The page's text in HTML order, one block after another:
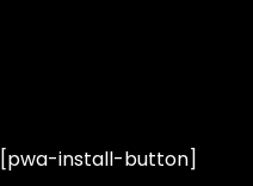
[pwa-install-button]